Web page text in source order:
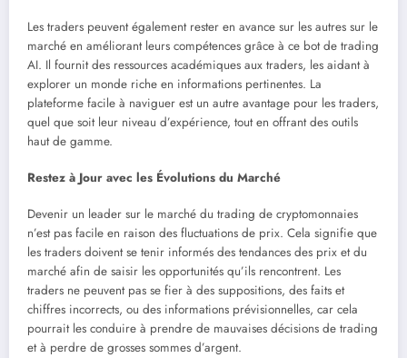
Les traders peuvent également rester en avance sur les autres sur le
marché en améliorant leurs compétences grâce à ce bot de trading
AI. Il fournit des ressources académiques aux traders, les aidant à
explorer un monde riche en informations pertinentes. La
plateforme facile à naviguer est un autre avantage pour les traders,
quel que soit leur niveau d’expérience, tout en offrant des outils
haut de gamme.
Restez à Jour avec les Évolutions du Marché
Devenir un leader sur le marché du trading de cryptomonnaies
n’est pas facile en raison des fluctuations de prix. Cela signifie que
les traders doivent se tenir informés des tendances des prix et du
marché afin de saisir les opportunités qu’ils rencontrent. Les
traders ne peuvent pas se fier à des suppositions, des faits et
chiffres incorrects, ou des informations prévisionnelles, car cela
pourrait les conduire à prendre de mauvaises décisions de trading
et à perdre de grosses sommes d’argent.